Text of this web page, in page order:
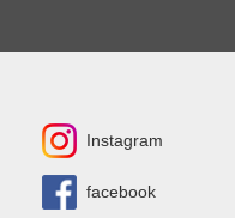
Instagram
facebook